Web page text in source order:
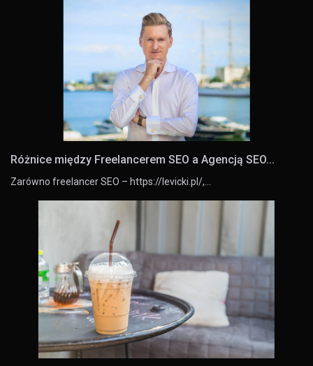
Różnice między Freelancerem SEO a Agencją SEO...
Zarówno freelancer SEO – https://levicki.pl/,…